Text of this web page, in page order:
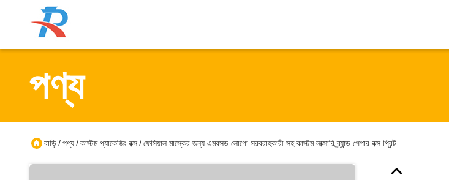
পণ্য
বাড়ি/পণ্য/কাস্টম প্যাকেজিং বক্স/ফেসিয়াল মাস্কের জন্য এমবসড লোগো সরবরাহকারী সহ কাস্টম লাক্সারি ব্র্যান্ড পেপার বক্স প্রিন্ট